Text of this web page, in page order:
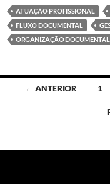
ATUAÇÃO PROFISSIONAL
FLUXO DOCUMENTAL
ORGANIZAÇÃO DOCUMENTAL
Navegação
← ANTERIOR 1